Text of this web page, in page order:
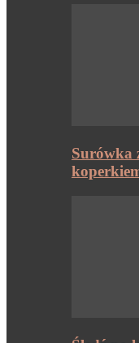
Surówka